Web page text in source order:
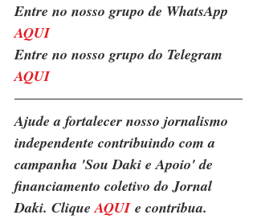
Entre no nosso grupo de WhatsApp
AQUI
Entre no nosso grupo do Telegram
AQUI
Ajude a fortalecer nosso jornalismo
independente contribuindo com a
campanha 'Sou Daki e Apoio' de
financiamento coletivo do Jornal
Daki. Clique AQUI e contribua.